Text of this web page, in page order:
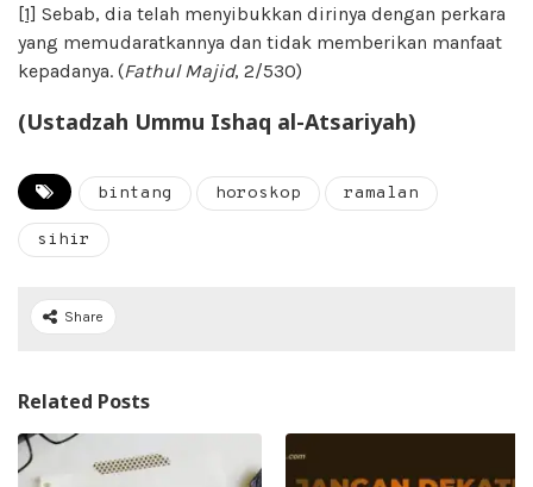
[1] Sebab, dia telah menyibukkan dirinya dengan perkara
yang memudaratkannya dan tidak memberikan manfaat
kepadanya. (Fathul Majid, 2/530)
(Ustadzah Ummu Ishaq al-Atsariyah)
bintang horoskop ramalan
sihir
Share
Related Posts